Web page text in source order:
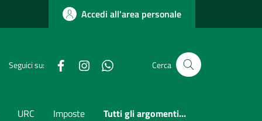
Accedi all'area personale
Seguici su: FacebookInstagramwhatsappCerca
URC Imposte Tutti gli argomenti...